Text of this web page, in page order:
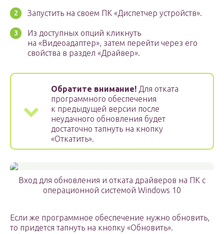
Запустить на своем ПК «Диспетчер устройств».
Из доступных опций кликнуть
на «Видеоадаптер», затем перейти через его
свойства в раздел «Драйвер».
Обратите внимание! Для отката
программного обеспечения
к предыдущей версии после
неудачного обновления будет
достаточно тапнуть на кнопку
«Откатить».
Вход для обновления и отката драйверов на ПК с
операционной системой Windows 10
Если же программное обеспечение нужно обновить,
то придется тапнуть на кнопку «Обновить».